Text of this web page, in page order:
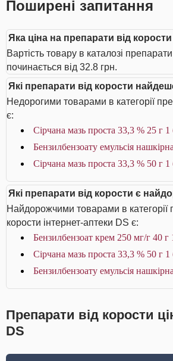
Поширені запитання
Яка ціна на препарати від
Вартість товару в каталозі
починається від 32.8 грн.
Які препарати від корости
Недорогими товарами в категорії
є:
Сірчана мазь проста 33,3 % 25 г 1
Бензилбензоату емульсія
Сірчана мазь проста 33,3 % 50 г 1
Які препарати від корости є
Найдорожчими товарами в категорії
корости інтернет-аптеки DS є:
Бензилбензоат крем 250 мг/г 40 г
Сірчана мазь проста 33,3 % 50 г 1
Бензилбензоату емульсія
Препарати від корости
DS